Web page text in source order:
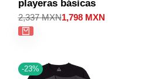
playeras básicas
Precio
regular
2,337 MXNPrecio
1,798 MXN
-23%